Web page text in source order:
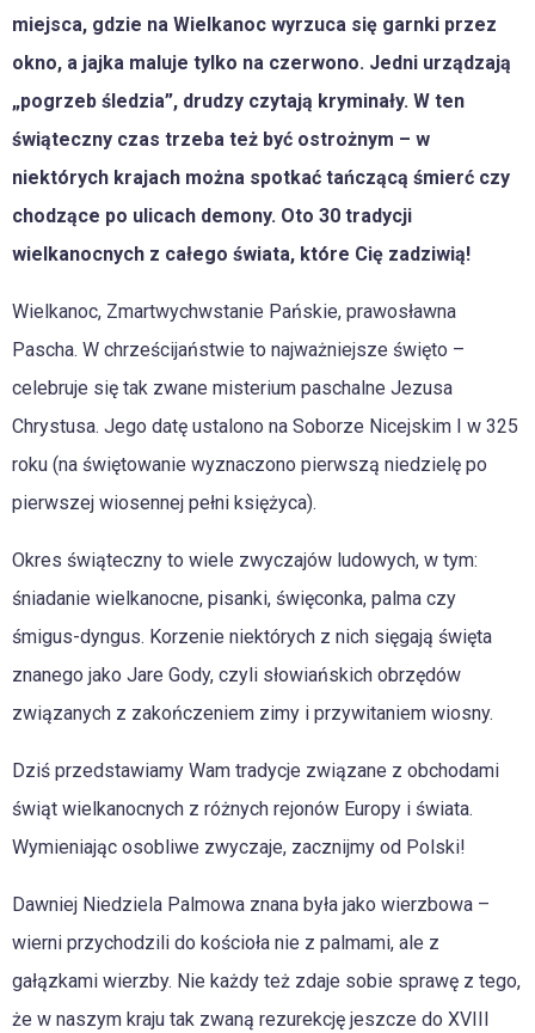
miejsca, gdzie na Wielkanoc wyrzuca się garnki przez
okno, a jajka maluje tylko na czerwono. Jedni urządzają
„pogrzeb śledzia”, drudzy czytają kryminały. W ten
świąteczny czas trzeba też być ostrożnym – w
niektórych krajach można spotkać tańczącą śmierć czy
chodzące po ulicach demony. Oto 30 tradycji
wielkanocnych z całego świata, które Cię zadziwią!
Wielkanoc, Zmartwychwstanie Pańskie, prawosławna
Pascha. W chrześcijaństwie to najważniejsze święto –
celebruje się tak zwane misterium paschalne Jezusa
Chrystusa. Jego datę ustalono na Soborze Nicejskim I w 325
roku (na świętowanie wyznaczono pierwszą niedzielę po
pierwszej wiosennej pełni księżyca).
Okres świąteczny to wiele zwyczajów ludowych, w tym:
śniadanie wielkanocne, pisanki, święconka, palma czy
śmigus-dyngus. Korzenie niektórych z nich sięgają święta
znanego jako Jare Gody, czyli słowiańskich obrzędów
związanych z zakończeniem zimy i przywitaniem wiosny.
Dziś przedstawiamy Wam tradycje związane z obchodami
świąt wielkanocnych z różnych rejonów Europy i świata.
Wymieniając osobliwe zwyczaje, zacznijmy od Polski!
Dawniej Niedziela Palmowa znana była jako wierzbowa –
wierni przychodzili do kościoła nie z palmami, ale z
gałązkami wierzby. Nie każdy też zdaje sobie sprawę z tego,
że w naszym kraju tak zwaną rezurekcję jeszcze do XVIII